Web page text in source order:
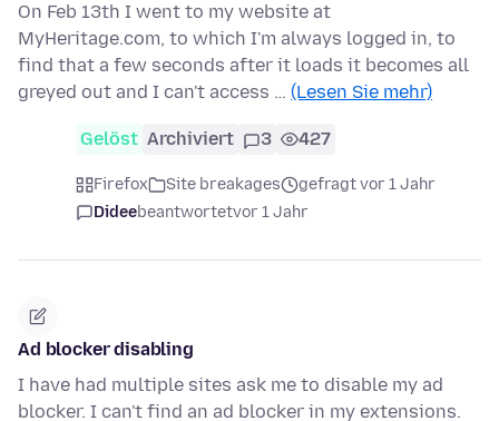
On Feb 13th I went to my website at
MyHeritage.com, to which I'm always logged in, to
find that a few seconds after it loads it becomes all
greyed out and I can't access … (Lesen Sie mehr)
Gelöst Archiviert 3 427
Firefox Site breakages
gefragt vor 1 Jahr
Dideebeantwortetvor 1 Jahr
Ad blocker disabling
I have had multiple sites ask me to disable my ad
blocker. I can't find an ad blocker in my extensions.